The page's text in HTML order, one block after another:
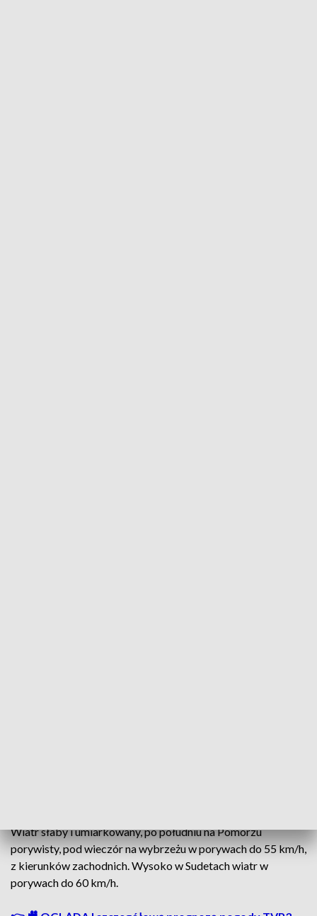
Wiatr słaby i umiarkowany, po południu na Pomorzu
porywisty, pod wieczór na wybrzeżu w porywach do 55 km/h,
z kierunków zachodnich. Wysoko w Sudetach wiatr w
porywach do 60 km/h.